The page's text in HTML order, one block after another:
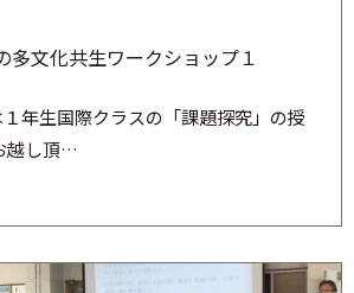
多文化共生ワークショップ１
年生国際クラスの「課題探究」の授
越し頂…